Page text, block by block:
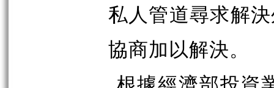
私人管道尋求解
協商加以解決。